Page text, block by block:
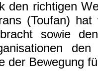
den richtigen
(Toufan) hat
sowie
der Bewegung